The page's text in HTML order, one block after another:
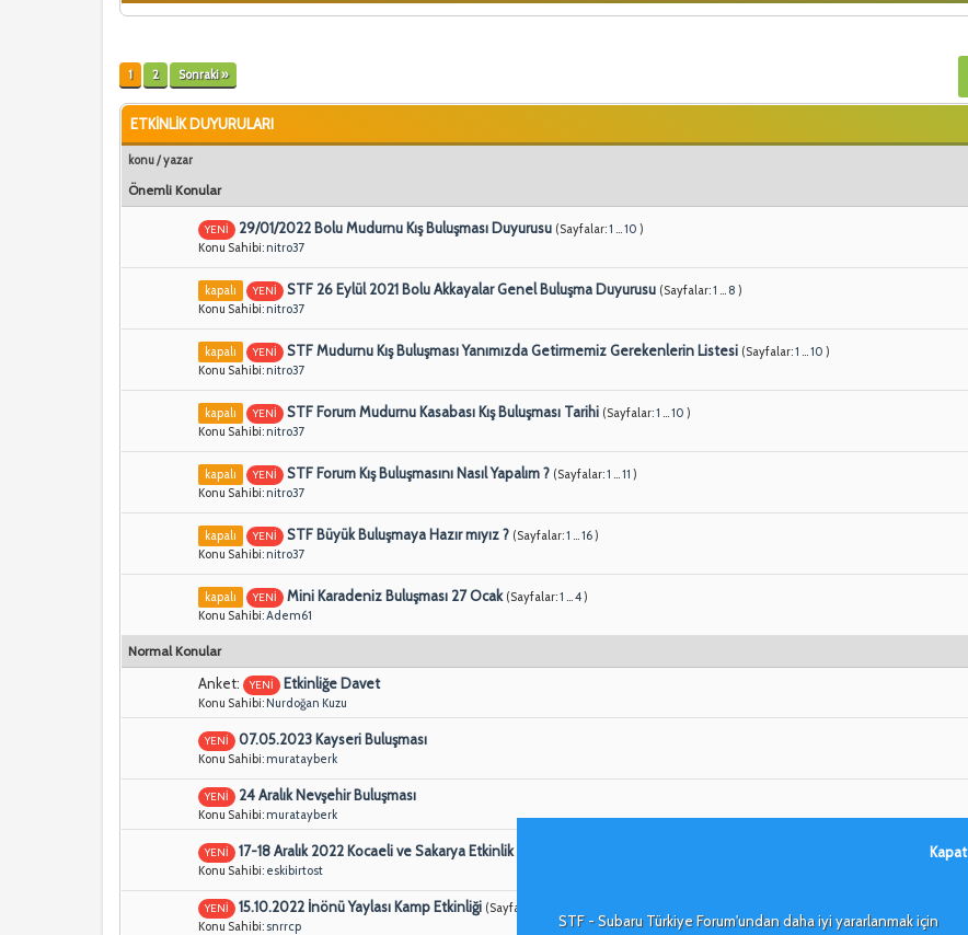
Kapat
STF - Subaru Türkiye Forum'undan daha iyi yararlanmak için
1 2 Sonraki »
ETKİNLİK DUYURULARI
konu/yazar
Önemli Konular
YENİ 29/01/2022 Bolu Mudurnu Kış Buluşması Duyurusu (Sayfalar:1 ...10 )
Konu Sahibi: nitro37
kapalı YENİ STF 26 Eylül 2021 Bolu Akkayalar Genel Buluşma Duyurusu (Sayfalar:1 ... 8 )
Konu Sahibi: nitro37
kapalı YENİ STF Mudurnu Kış Buluşması Yanımızda Getirmemiz Gerekenlerin Listesi (Sayfalar:1 ...10 )
Konu Sahibi: nitro37
kapalı YENİ STF Forum Mudurnu Kasabası Kış Buluşması Tarihi (Sayfalar:1 ...10 )
Konu Sahibi: nitro37
kapalı YENİ STF Forum Kış Buluşmasını Nasıl Yapalım ? (Sayfalar:1 ...11 )
Konu Sahibi: nitro37
kapalı YENİ STF Büyük Buluşmaya Hazır mıyız ? (Sayfalar:1 ...16)
Konu Sahibi: nitro37
kapalı YENİ Mini Karadeniz Buluşması 27 Ocak (Sayfalar:1 ...4)
Konu Sahibi:Adem61
Normal Konular
Anket: YENİ Etkinliğe Davet
Konu Sahibi: Nurdoğan Kuzu
YENİ 07.05.2023 Kayseri Buluşması
Konu Sahibi: muratayberk
YENİ 24 Aralık Nevşehir Buluşması
Konu Sahibi: muratayberk
YENİ 17-18 Aralık 2022 Kocaeli ve Sakarya Etkinlik Duyurusu
Konu Sahibi: eskibirtost
YENİ 15.10.2022 İnönü Yaylası Kamp Etkinliği (Sayfalar:
Konu Sahibi: snrrcp